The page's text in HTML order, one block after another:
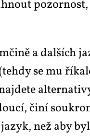
a dal­ších
se mu
či­ní
než aby